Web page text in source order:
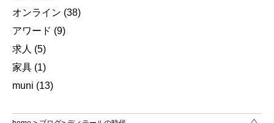
オンライン (38)
アワード (9)
求人 (5)
家具 (1)
muni (13)